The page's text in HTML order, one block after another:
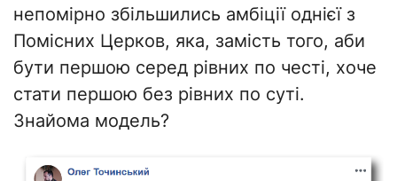
непомірно збільшились амбіції однієї з
Помісних Церков, яка, замість того, аби
бути першою серед рівних по честі, хоче
стати першою без рівних по суті.
Знайома модель?